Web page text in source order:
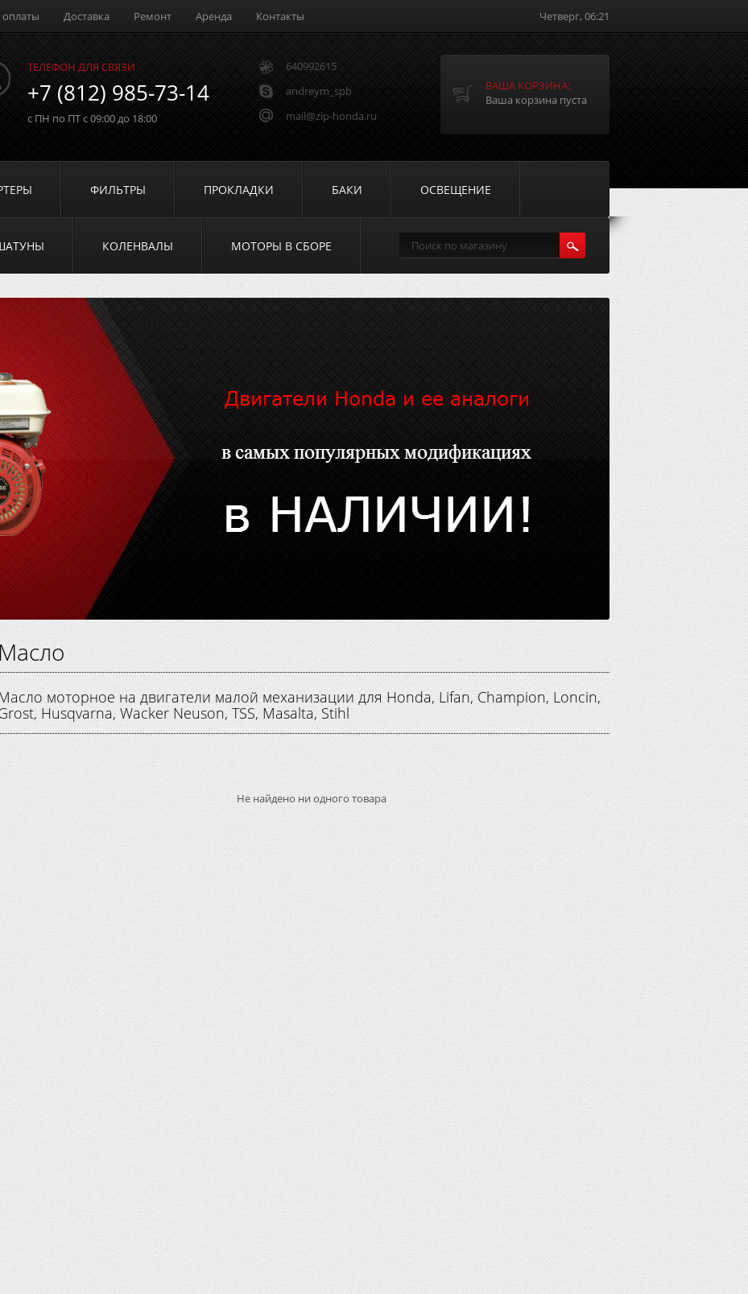
Доставка Ремонт Аренда Контакты Четверг, 06:21
ТЕЛЕФОН ДЛЯ СВЯЗИ
+7 (812) 985-73-14
с ПН по ПТ с 09:00 до 18:00
640992615
andreym_spb
mail@zip-honda.ru
ВАША КОРЗИНА:
Ваша корзина пуста
ФИЛЬТРЫ ПРОКЛАДКИ БАКИ ОСВЕЩЕНИЕ
КОЛЕНВАЛЫ МОТОРЫ В СБОРЕ
Масло
моторное на двигатели малой механизации для Honda, Lifan, Champion, Loncin,
Husqvarna, Wacker Neuson, TSS, Masalta, Stihl
Не найдено ни одного товара